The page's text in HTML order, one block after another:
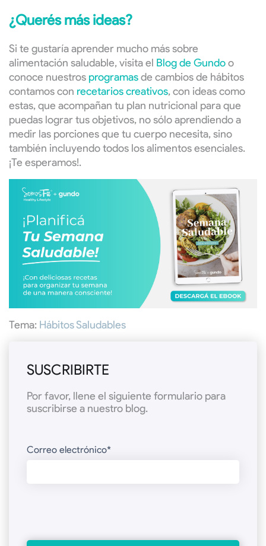
¿Querés más ideas?
Si te gustaría aprender mucho más sobre
alimentación saludable, visita el Blog de Gundoo
conoce nuestros programasde cambios de hábitos
contamos con recetarios creativos, con ideas como
estas, que acompañan tu plan nutricional para que
puedas lograr tus objetivos, no sólo aprendiendo a
medir las porciones que tu cuerpo necesita, sino
también incluyendo todos los alimentos esenciales.
¡Te esperamos!.
Tema: Hábitos Saludables
SUSCRIBIRTE
Por favor, llene el siguiente formulario para
suscribirse a nuestro blog.
Correo electrónico*